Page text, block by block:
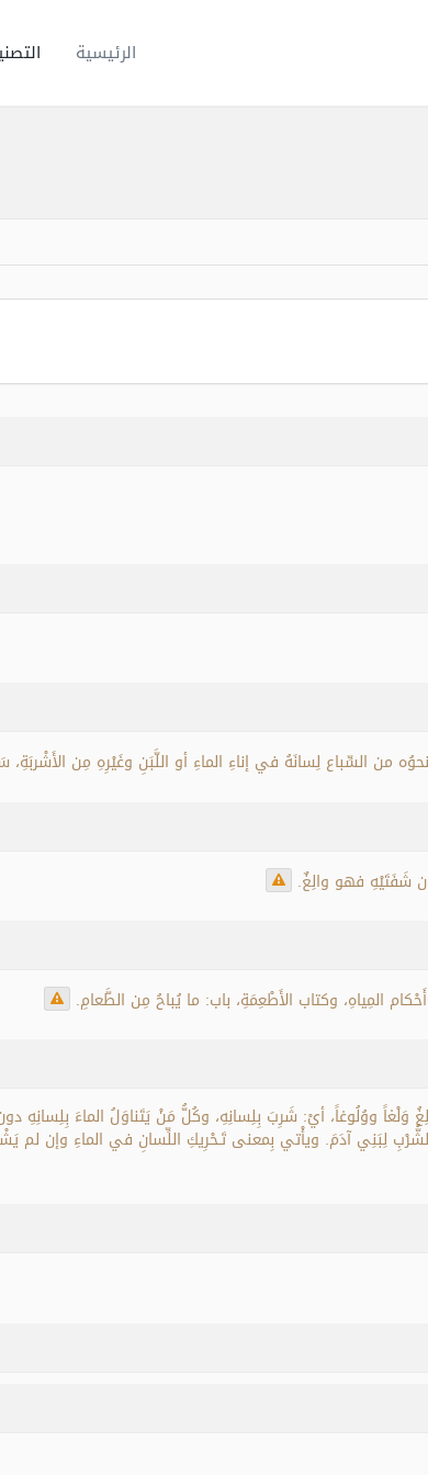
الرئيسية
من السِّباع لِسانَهُ في إناءِ الماءِ أو اللَّبَنِ وغَيْرِهِ مِن
شَفَتَيْهِ فهو والِغٌ.
المِياهِ، وكتاب الأَطْعِمَةِ، باب: ما يُباحُ مِن الطَّعامِ.
وَلْغاً ووُلُوغاً، أيْ: شَرِبَ بِلِسانِهِ، وكُلُّ مَنْ يَتَناوَلُ الماءَ
لِبَنِي آدَمَ. ويأْتي بِمعنى تَـحْرِيكِ اللِّسانِ في الماءِ وإن لم